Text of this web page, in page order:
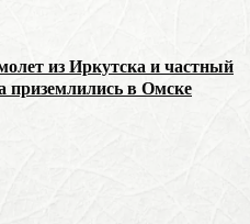
из Иркутска и частный
приземлились в Омске